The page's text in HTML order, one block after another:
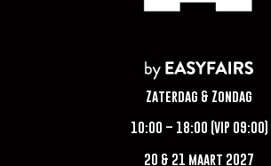
Zaterdag & Zondag
10:00 – 18:00 (VIP 09:00)
20 & 21 maart 2027